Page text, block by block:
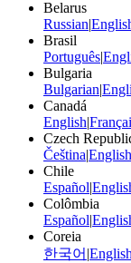
Belarus
Russian|
Brasil
Português|
Bulgaria
Bulgarian|
Canadá
English|
Czech
Čeština|English
Chile
Español|
Colômbia
Español|
Coreia
한국어 |English